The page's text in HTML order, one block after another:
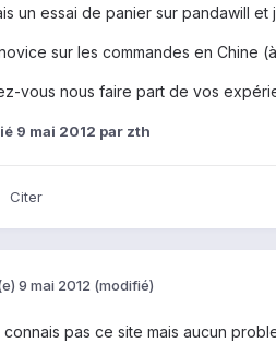
un essai de panier sur pandawill
sur les commandes en Chine
vous nous faire part de vos
9 mai 2012 par zth
Citer
9 mai 2012 (modifié)
pas ce site mais aucun